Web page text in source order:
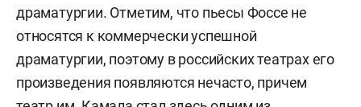
драматургии. Отметим, что пьесы Фоссе не
относятся к коммерчески успешной
драматургии, поэтому в российских театрах его
произведения появляются нечасто, причем